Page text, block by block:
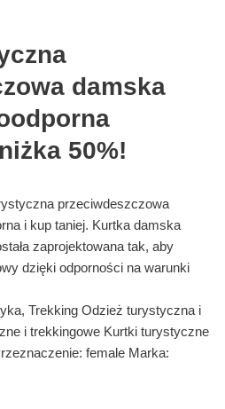
damska
50%!
przeciwdeszczowa
i kup taniej. Kurtka damska
zaprojektowana tak, aby
dzięki odporności na warunki
Trekking Odzież turystyczna i
i trekkingowe Kurtki turystyczne
female Marka: